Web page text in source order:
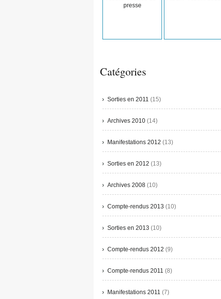
presse
Catégories
Sorties en 2011 (15)
Archives 2010 (14)
Manifestations 2012 (13)
Sorties en 2012 (13)
Archives 2008 (10)
Compte-rendus 2013 (10)
Sorties en 2013 (10)
Compte-rendus 2012 (9)
Compte-rendus 2011 (8)
Manifestations 2011 (7)